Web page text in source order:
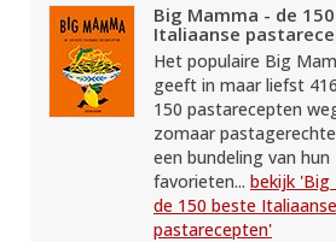
Big Mamma - de
Italiaanse
Het populaire Big
geeft in maar liefst
150 pastarecepten
zomaar
een bundeling van hun
favorieten... bekijk 'Big
de 150 beste Italiaanse
pastarecepten'